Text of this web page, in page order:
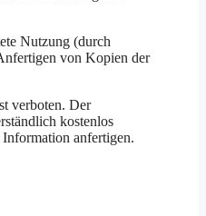
Nutzung (durch
von Kopien der
verboten. Der
kostenlos
anfertigen.